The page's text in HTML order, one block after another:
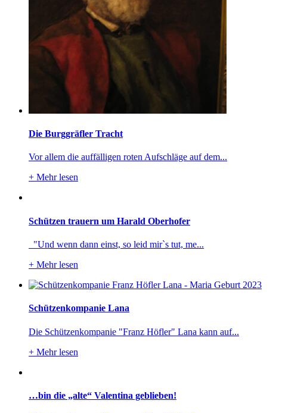
Die Burggräfler Tracht
Vor allem die auffälligen roten Aufschläge auf dem...
+ Mehr lesen
Schützen trauern um Harald Oberhofer
"Und wenn dann einst, so leid mir`s tut, me...
+ Mehr lesen
Schützenkompanie Lana
Die Schützenkompanie "Franz Höfler" Lana kann auf...
+ Mehr lesen
…bin die „alte“ Valentina geblieben!